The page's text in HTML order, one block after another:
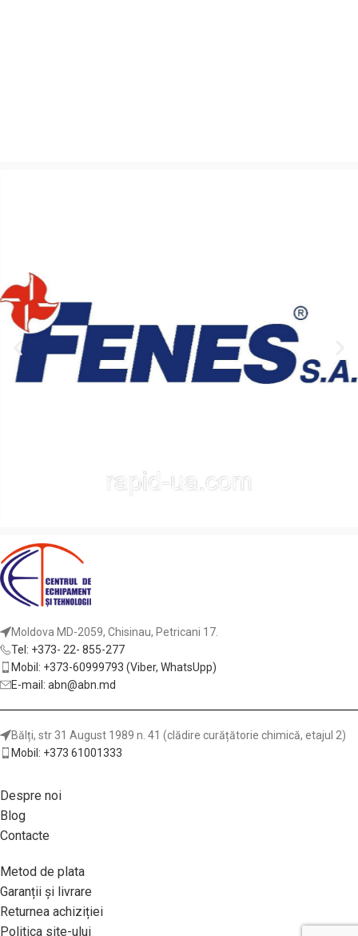
Moldova MD-2059, Chisinau, Petricani 17.
Tel: +373- 22- 855-277
Mobil: +373-60999793 (Viber, WhatsUpp)
E-mail: abn@abn.md
Bălți, str 31 August 1989 n. 41 (clădire curățătorie chimică, etajul 2)
Mobil: +373 61001333
Despre noi
Blog
Contacte
Metod de plata
Garanții și livrare
Returnea achiziției
Politica site-ului